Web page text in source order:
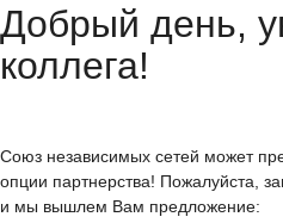
Добрый день,
коллега!
Союз независимых сетей может
опции партнерства! Пожалуйста,
и мы вышлем Вам предложение: